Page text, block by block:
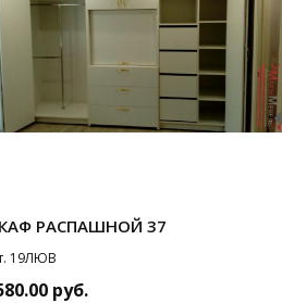
РАСПАШНОЙ 37
19ЛЮВ
руб.